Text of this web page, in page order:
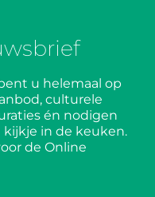
u helemaal op
culturele
én nodigen
in de keuken.
de Online